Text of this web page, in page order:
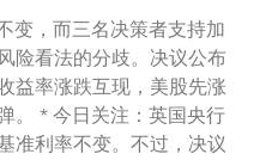
变，而三名决策者支持加
险看法的分歧。决议公布
益率涨跌互现，美股先涨
。 * 今日关注：英国央行
准利率不变。不过，决议